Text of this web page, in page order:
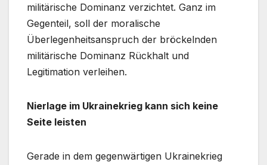
militärische Dominanz verzichtet. Ganz im
Gegenteil, soll der moralische
Überlegenheitsanspruch der bröckelnden
militärische Dominanz Rückhalt und
Legitimation verleihen.
Nierlage im Ukrainekrieg kann sich keine
Seite leisten
Gerade in dem gegenwärtigen Ukrainekrieg